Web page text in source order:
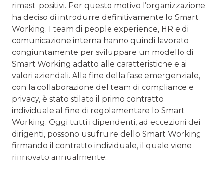
rimasti positivi. Per questo motivo l’organizzazione
ha deciso di introdurre definitivamente lo Smart
Working. I team di people experience, HR e di
comunicazione interna hanno quindi lavorato
congiuntamente per sviluppare un modello di
Smart Working adatto alle caratteristiche e ai
valori aziendali. Alla fine della fase emergenziale,
con la collaborazione del team di compliance e
privacy, è stato stilato il primo contratto
individuale al fine di regolamentare lo Smart
Working. Oggi tutti i dipendenti, ad eccezioni dei
dirigenti, possono usufruire dello Smart Working
firmando il contratto individuale, il quale viene
rinnovato annualmente.